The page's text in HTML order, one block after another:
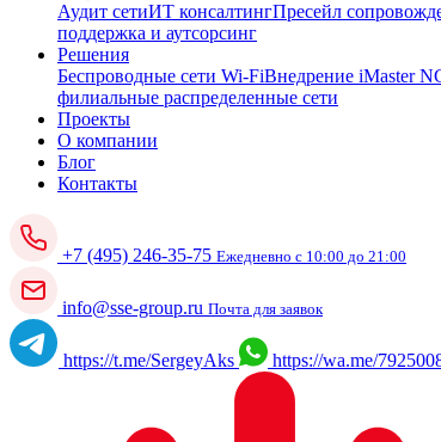
Аудит сетиИТ консалтингПресейл
поддержка и аутсорсинг
Решения
Беспроводные сети Wi-FiВнедрение iMaster
филиальные распределенные сети
Проекты
О компании
Блог
Контакты
+7 (495) 246-35-75 Ежедневно с 10:00 до 21:00
info@sse-group.ru Почта для заявок
https://t.me/SergeyAks https://wa.me/